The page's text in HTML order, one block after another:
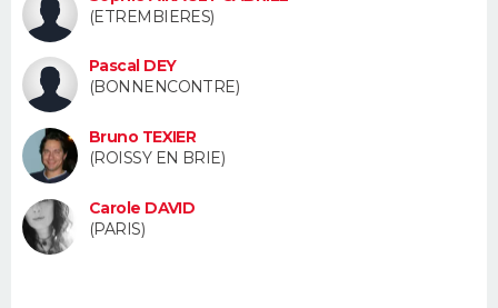
PROGRAMME TV
COPAINS D'AVANT
S'inscrire
Se connecter
Lycées
Collèges
Primaires
Universités
Entreprises
Service militaire
Avis de recherche
AVIS DE DÉCÈS
FORUM
Bricolage
Lifestyle
Culture
Sport
Auto
Television
Voyage
Cinema
(ETREMBIERES)
Pascal DEY
(BONNENCONTRE)
Bruno TEXIER
(ROISSY EN BRIE)
Carole DAVID
(PARIS)